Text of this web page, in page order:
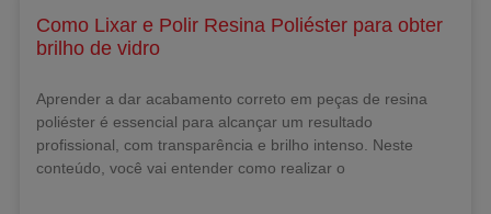
Como Lixar e Polir Resina Poliéster para obter
brilho de vidro
Aprender a dar acabamento correto em peças de resina
poliéster é essencial para alcançar um resultado
profissional, com transparência e brilho intenso. Neste
conteúdo, você vai entender como realizar o